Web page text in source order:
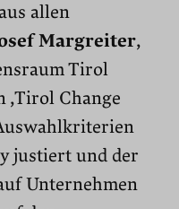
allen
Margreiter,
Tirol
,Tirol Change
justiert und der
Unternehmen